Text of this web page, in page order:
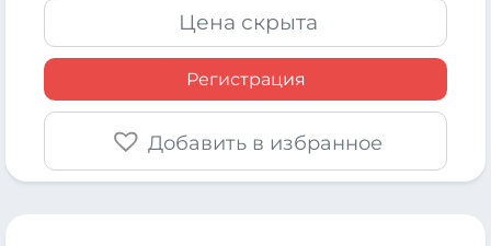
Цена скрыта
Регистрация
Добавить в избранное